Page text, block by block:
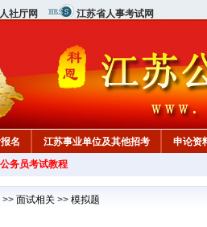
社厅网 江苏省人事考试网
名 江苏事业单位及其他招考
申论资
务员考试教程
>> 面试相关 >> 模拟题